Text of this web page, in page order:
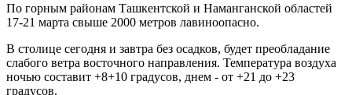
По горным районам Ташкентской и Наманганской областей
17-21 марта свыше 2000 метров лавиноопасно.
В столице сегодня и завтра без осадков, будет преобладание
слабого ветра восточного направления. Температура воздуха
ночью составит +8+10 градусов, днем - от +21 до +23
градусов.